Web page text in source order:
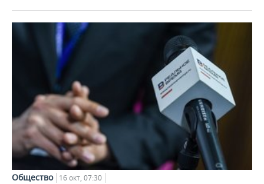
ХОККЕЙ С МЯЧОМ
ПРОИСШЕСТВИЯ
Общество 16 окт, 07:30